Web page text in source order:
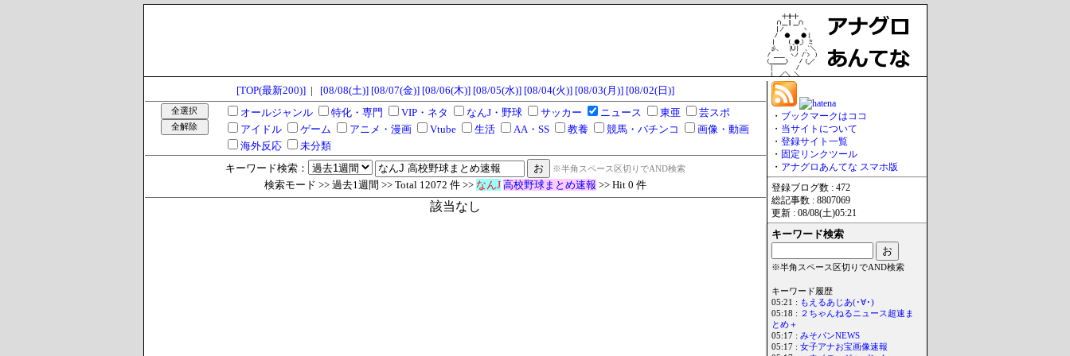
[TOP(最新200)]| [08/08(土)] [08/07(金)] [08/06(木)] [08/05(水)] [08/04(火)] [08/03(月)] [08/02(日)]
オールジャンル
特化・専門 VIP・ネタ なんJ・野球 サッカー ニュース 東亜
芸スポ
アイドル
ゲーム アニメ・漫画 Vtube 生活 AA・SS 教養 競馬・パチンコ
画像・動画
海外反応
未分類
キーワード検索：
※半角スペース区切りでAND検索
検索モード >> 過去1週間 >> Total 12072 件 >> なんJ 高校野球まとめ速報 >> Hit 0 件
該当なし
・ ブックマークはココ
・ 当サイトについて
・ 登録サイト一覧
・ 固定リンクツール
・ アナグロあんてな スマホ版
登録ブログ数 : 472
総記事数 : 8807069
更新 : 08/08(土)05:21
キーワード検索
※半角スペース区切りでAND検索
キーワード履歴
05:21 : もえるあじあ(･∀･)
05:18 :
２ちゃんねるニュース超速ま
とめ＋
05:17 : みそパンNEWS
05:17 : 女子アナお宝画像速報